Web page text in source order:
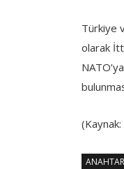
Türkiye
olarak